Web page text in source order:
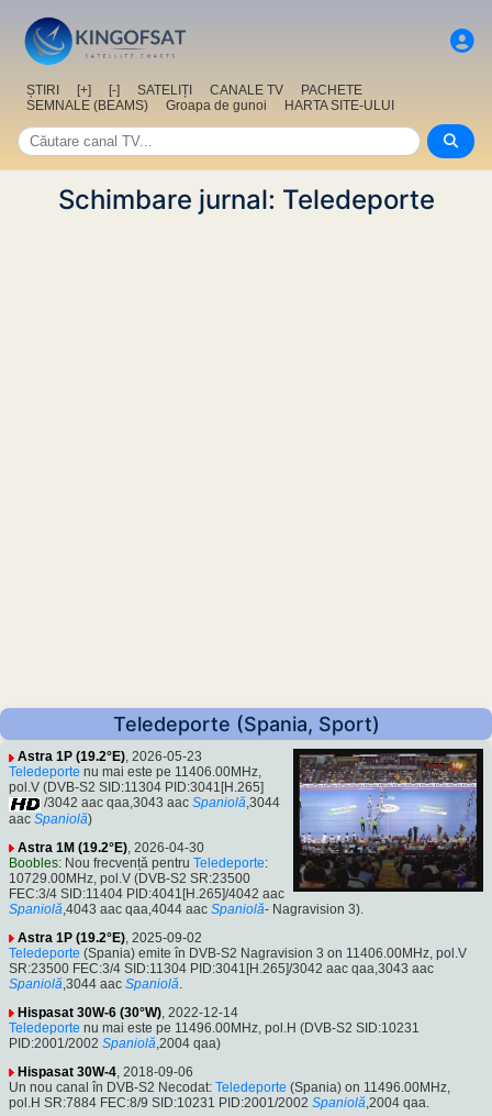
ȘTIRI [+] [-] SATELIȚI CANALE TV
PACHETE
SEMNALE (BEAMS)
Groapa de gunoi HARTA SITE-ULUI
Schimbare jurnal: Teledeporte
Teledeporte (Spania, Sport)
Astra 1P (19.2°E), 2026-05-23
Teledeporte nu mai este pe 11406.00MHz,
pol.V (DVB-S2 SID:11304 PID:3041[H.265]
/3042 aac qaa,3043 aac Spaniolă,3044
aac Spaniolă)
Astra 1M (19.2°E) , 2026-04-30
Boobles: Nou frecvență pentru Teledeporte:
10729.00MHz, pol.V (DVB-S2 SR:23500
FEC:3/4 SID:11404 PID:4041[H.265]/4042 aac
Spaniolă ,4043 aac qaa,4044 aac Spaniolă- Nagravision 3).
Astra 1P (19.2°E) , 2025-09-02
Teledeporte (Spania) emite în DVB-S2 Nagravision 3 on 11406.00MHz, pol.V
SR:23500 FEC:3/4 SID:11304 PID:3041[H.265]/3042 aac qaa,3043 aac
Spaniolă ,3044 aac Spaniolă
Hispasat 30W-6 (30°W) , 2022-12-14
Teledeporte nu mai este pe 11496.00MHz, pol.H (DVB-S2 SID:10231
PID:2001/2002 Spaniolă ,2004 qaa)
Hispasat 30W-4 , 2018-09-06
Un nou canal în DVB-S2 Necodat: Teledeporte (Spania) on 11496.00MHz,
pol.H SR:7884 FEC:8/9 SID:10231 PID:2001/2002 Spaniolă ,2004 qaa.